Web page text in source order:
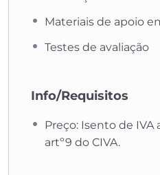
Materiais de apoio
Testes de avaliação
Info/Requisitos
Preço: Isento de IVA
artº9 do CIVA.